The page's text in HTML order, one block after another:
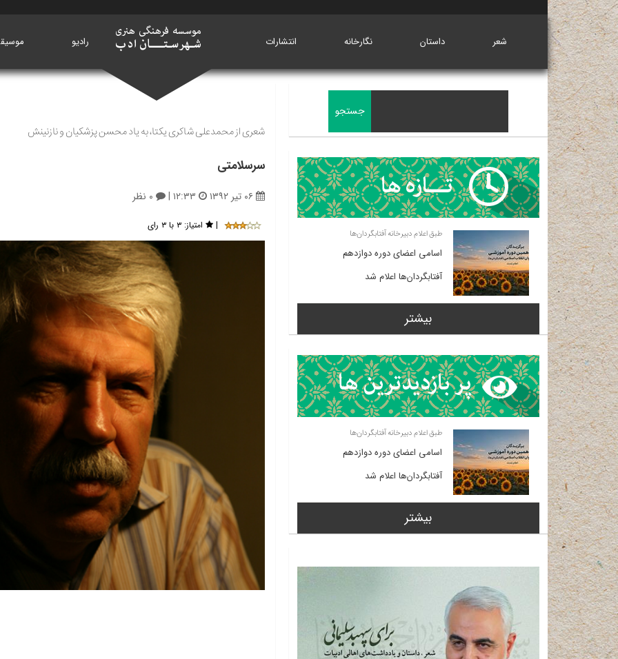
شعر داستان نگارخانه انتشارات خانه رادیو
شعری از محمدعلی شاکری یکتا، به یاد محسن پزشکیان و نازنینش
سرسلامتی
۰۶ تیر ۱۳۹۲ ۱۲:۳۳ | ۰ نظر
| امتیاز: ۳ با ۳ رای
طبق اعلام دبیرخانه آفتابگردان‌ها
اسامی اعضای دوره دوازدهم
آفتابگردان‌ها اعلام شد
بیشتر
طبق اعلام دبیرخانه آفتابگردان‌ها
اسامی اعضای دوره دوازدهم
آفتابگردان‌ها اعلام شد
بیشتر